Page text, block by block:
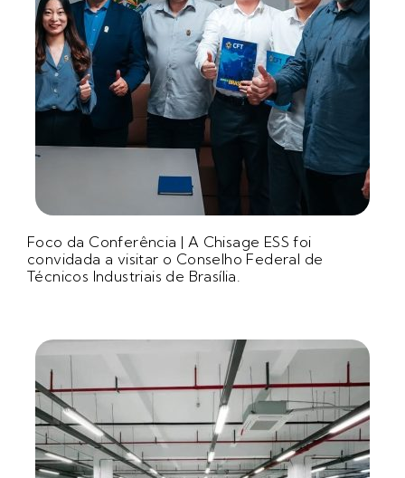
Foco da Conferência | A Chisage ESS foi
convidada a visitar o Conselho Federal de
Técnicos Industriais de Brasília.